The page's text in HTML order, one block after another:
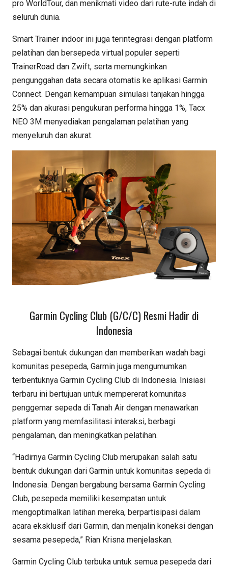
pro WorldTour, dan menikmati video dari rute-rute indah di
seluruh dunia.
Smart Trainer indoor ini juga terintegrasi dengan platform
pelatihan dan bersepeda virtual populer seperti
TrainerRoad dan Zwift, serta memungkinkan
pengunggahan data secara otomatis ke aplikasi Garmin
Connect. Dengan kemampuan simulasi tanjakan hingga
25% dan akurasi pengukuran performa hingga 1%, Tacx
NEO 3M menyediakan pengalaman pelatihan yang
menyeluruh dan akurat.
Garmin Cycling Club (G/C/C) Resmi Hadir di
Indonesia
Sebagai bentuk dukungan dan memberikan wadah bagi
komunitas pesepeda, Garmin juga mengumumkan
terbentuknya Garmin Cycling Club di Indonesia. Inisiasi
terbaru ini bertujuan untuk mempererat komunitas
penggemar sepeda di Tanah Air dengan menawarkan
platform yang memfasilitasi interaksi, berbagi
pengalaman, dan meningkatkan pelatihan.
“Hadirnya Garmin Cycling Club merupakan salah satu
bentuk dukungan dari Garmin untuk komunitas sepeda di
Indonesia. Dengan bergabung bersama Garmin Cycling
Club, pesepeda memiliki kesempatan untuk
mengoptimalkan latihan mereka, berpartisipasi dalam
acara eksklusif dari Garmin, dan menjalin koneksi dengan
sesama pesepeda,” Rian Krisna menjelaskan.
Garmin Cycling Club terbuka untuk semua pesepeda dari